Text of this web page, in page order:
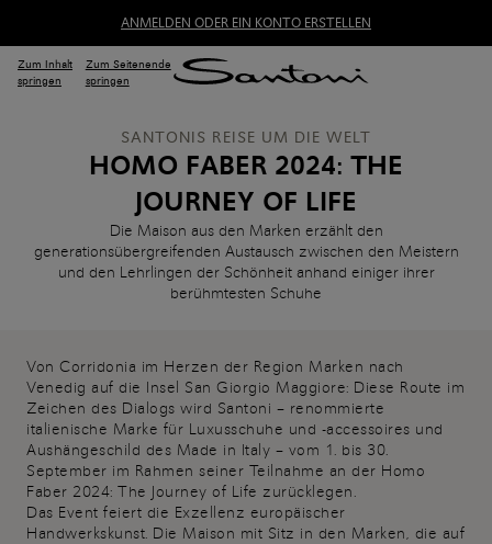
ANMELDEN ODER EIN KONTO ERSTELLEN
Zum Inhalt
springen
Zum Seitenende
springen
SANTONIS REISE UM DIE WELT
HOMO FABER 2024: THE
JOURNEY OF LIFE
Die Maison aus den Marken erzählt den
generationsübergreifenden Austausch zwischen den Meistern
und den Lehrlingen der Schönheit anhand einiger ihrer
berühmtesten Schuhe
Von Corridonia im Herzen der Region Marken nach
Venedig auf die Insel San Giorgio Maggiore: Diese Route im
Zeichen des Dialogs wird Santoni – renommierte
italienische Marke für Luxusschuhe und -accessoires und
Aushängeschild des Made in Italy – vom 1. bis 30.
September im Rahmen seiner Teilnahme an der Homo
Faber 2024: The Journey of Life zurücklegen.
Das Event feiert die Exzellenz europäischer
Handwerkskunst. Die Maison mit Sitz in den Marken, die auf